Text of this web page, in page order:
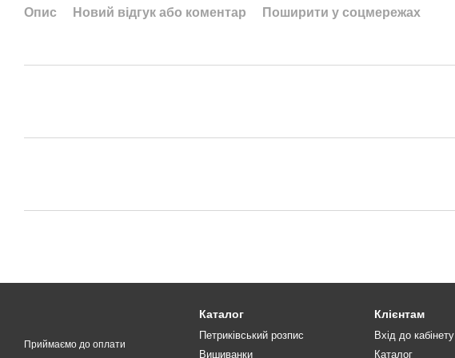
Опис Новий відгук або коментар Поширити у соцмережах
Приймаємо до оплати
Каталог
Петриківський розпис
Вишиванки
Клієнтам
Вхід до кабінету
Каталог